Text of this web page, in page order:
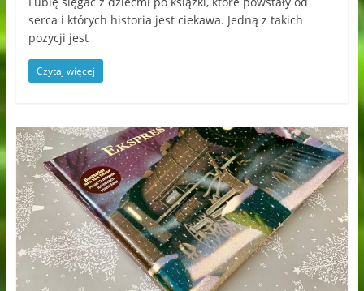
serca i których historia jest ciekawa. Jedną z takich
pozycji jest
Czytaj więcej